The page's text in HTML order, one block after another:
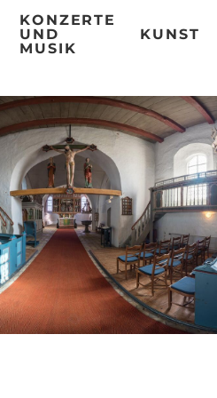
KONZERTE
UND
MUSIK
KUNST